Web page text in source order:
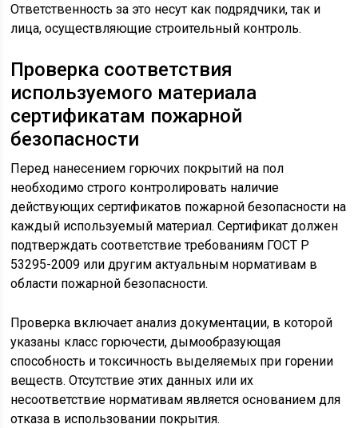
Ответственность за это несут как подрядчики, так и
лица, осуществляющие строительный контроль.
Проверка соответствия
используемого материала
сертификатам пожарной
безопасности
Перед нанесением горючих покрытий на пол
необходимо строго контролировать наличие
действующих сертификатов пожарной безопасности на
каждый используемый материал. Сертификат должен
подтверждать соответствие требованиям ГОСТ Р
53295-2009 или другим актуальным нормативам в
области пожарной безопасности.
Проверка включает анализ документации, в которой
указаны класс горючести, дымообразующая
способность и токсичность выделяемых при горении
веществ. Отсутствие этих данных или их
несоответствие нормативам является основанием для
отказа в использовании покрытия.